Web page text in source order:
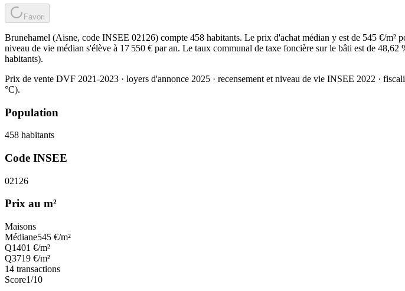
Favori
Brunehamel (Aisne, code INSEE 02126) compte 458 habitants. Le prix d'achat médian y est de 545 €/m²
niveau de vie médian s'élève à 17 550 € par an. Le taux communal de taxe foncière sur le bâti est de
habitants).
Prix de vente DVF 2021-2023 · loyers d'annonce 2025 · recensement et niveau de vie INSEE 2022 ·
°C).
Population
458 habitants
Code INSEE
02126
Prix au m²
Maisons
Médiane545 €/m²
Q1401 €/m²
Q3719 €/m²
14 transactions
Score1/10